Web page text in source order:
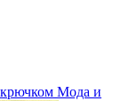
Мода и